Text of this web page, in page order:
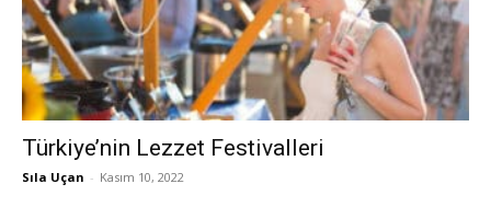
Türkiye’nin Lezzet Festivalleri
Sıla Uçan - Kasım 10, 2022